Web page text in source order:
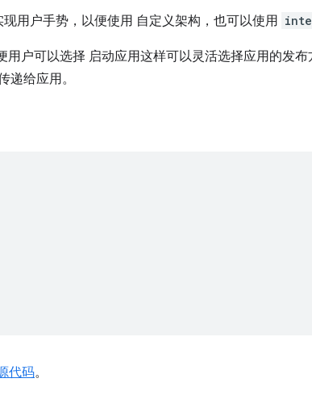
现用户手势，以便使用 自定义架构，也可以使用
户可以选择 启动应用这样可以灵活选择应用的发
递给应用。
代码。